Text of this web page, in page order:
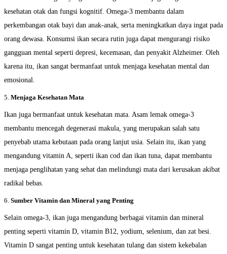
kesehatan otak dan fungsi kognitif. Omega-3 membantu dalam
perkembangan otak bayi dan anak-anak, serta meningkatkan daya ingat pada
orang dewasa. Konsumsi ikan secara rutin juga dapat mengurangi risiko
gangguan mental seperti depresi, kecemasan, dan penyakit Alzheimer. Oleh
karena itu, ikan sangat bermanfaat untuk menjaga kesehatan mental dan
emosional.
5. Menjaga Kesehatan Mata
Ikan juga bermanfaat untuk kesehatan mata. Asam lemak omega-3
membantu mencegah degenerasi makula, yang merupakan salah satu
penyebab utama kebutaan pada orang lanjut usia. Selain itu, ikan yang
mengandung vitamin A, seperti ikan cod dan ikan tuna, dapat membantu
menjaga penglihatan yang sehat dan melindungi mata dari kerusakan akibat
radikal bebas.
6. Sumber Vitamin dan Mineral yang Penting
Selain omega-3, ikan juga mengandung berbagai vitamin dan mineral
penting seperti vitamin D, vitamin B12, yodium, selenium, dan zat besi.
Vitamin D sangat penting untuk kesehatan tulang dan sistem kekebalan